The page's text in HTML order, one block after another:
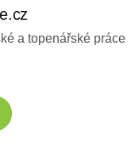
a topenářské práce